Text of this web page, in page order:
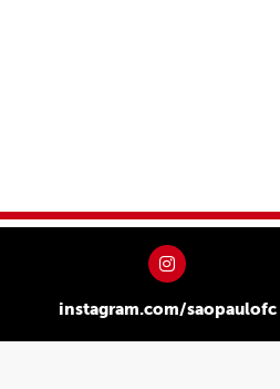
instagram.com/saopaulofc